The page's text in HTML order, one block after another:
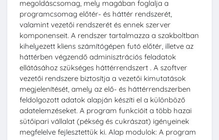
megoldáscsomag, mely magában foglalja a
programcsomag előtér- és háttér rendszerét,
valamint vezetői rendszerét és ennek szerver
komponenseit. A rendszer tartalmazza a szakboltban
kihelyezett kliens számítógépen futó előtér, illetve az
háttérben végzendő adminisztrációs feladatok
ellátásához szükséges háttérrendszert . A szoftver
vezetői rendszere biztosítja a vezetői kimutatások
megjelenítését, amely az elő- és háttérrendszerben
feldolgozott adatok alapján készíti el a különböző
adatelemzéseket. A program funkcióit a több hazai
sütőipari vállalat (pékség és cukrászat) igényeinek
megfelelve fejlesztettük ki. Alap modulok: A program